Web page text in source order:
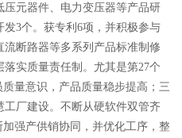
元器件、电力变压器等产品研
3个。获专利6项，并积极参与
断路器等多系列产品标准制修
实质量责任制。尤其是第27个
量意识，产品质量稳步提高；三
厂建设。不断从硬软件双管齐
强产供销协同，并优化工序，整